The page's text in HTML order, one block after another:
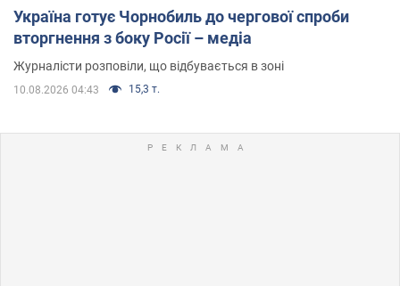
Україна готує Чорнобиль до чергової спроби
вторгнення з боку Росії – медіа
Журналісти розповіли, що відбувається в зоні
10.08.2026 04:43 15,3 т.